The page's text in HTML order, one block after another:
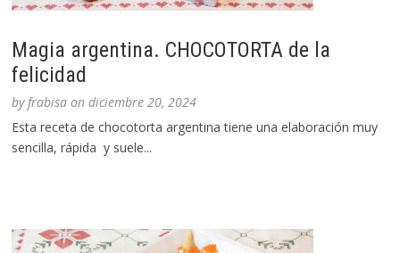
Magia argentina. CHOCOTORTA de la
felicidad
byfrabisa ondiciembre 20, 2024
Esta receta de chocotorta argentina tiene una elaboración muy
sencilla, rápida y suele...